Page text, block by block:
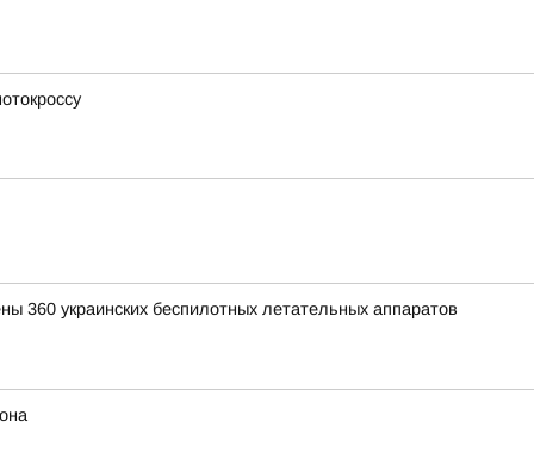
украинских беспилотных летательных аппаратов